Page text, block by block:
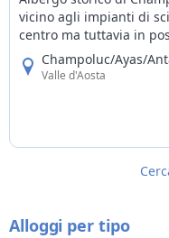
vicino agli impianti di
centro ma tuttavia in
grazie all’accogliente
Il ristorante offre i piatti
Champoluc/Ayas/
Valle d'Aosta
Alloggi per tipo